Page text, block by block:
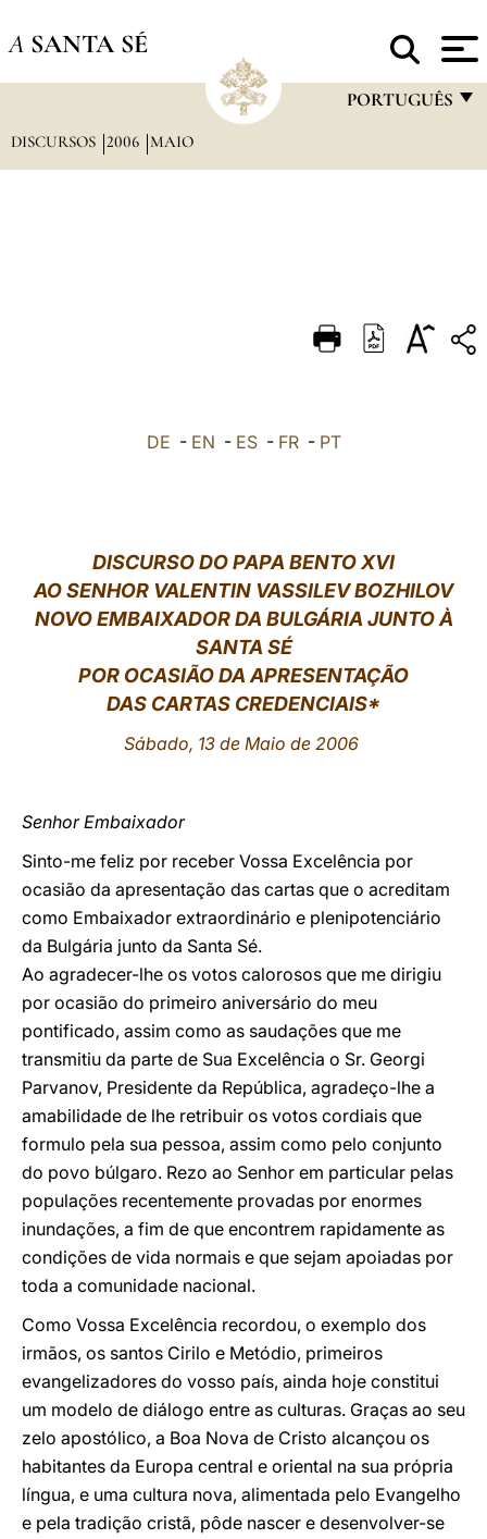
A SANTA SÉ
PORTUGUÊS
DEUTSCH
DISCURSOS 2006 MAIO
DE - EN - ES- FR- PT
DISCURSO DO PAPA BENTO XVI
AO SENHOR VALENTIN VASSILEV BOZHILOV
NOVO EMBAIXADOR DA BULGÁRIA JUNTO À
SANTA SÉ
POR OCASIÃO DA APRESENTAÇÃO
DAS CARTAS CREDENCIAIS*
Sábado, 13 de Maio de 2006
Senhor Embaixador
Sinto-me feliz por receber Vossa Excelência por
ocasião da apresentação das cartas que o acreditam
como Embaixador extraordinário e plenipotenciário
da Bulgária junto da Santa Sé.
Ao agradecer-lhe os votos calorosos que me dirigiu
por ocasião do primeiro aniversário do meu
pontificado, assim como as saudações que me
transmitiu da parte de Sua Excelência o Sr. Georgi
Parvanov, Presidente da República, agradeço-lhe a
amabilidade de lhe retribuir os votos cordiais que
formulo pela sua pessoa, assim como pelo conjunto
do povo búlgaro. Rezo ao Senhor em particular pelas
populações recentemente provadas por enormes
inundações, a fim de que encontrem rapidamente as
condições de vida normais e que sejam apoiadas por
toda a comunidade nacional.
Como Vossa Excelência recordou, o exemplo dos
irmãos, os santos Cirilo e Metódio, primeiros
evangelizadores do vosso país, ainda hoje constitui
um modelo de diálogo entre as culturas. Graças ao seu
zelo apostólico, a Boa Nova de Cristo alcançou os
habitantes da Europa central e oriental na sua própria
língua, e uma cultura nova, alimentada pelo Evangelho
e pela tradição cristã, pôde nascer e desenvolver-se